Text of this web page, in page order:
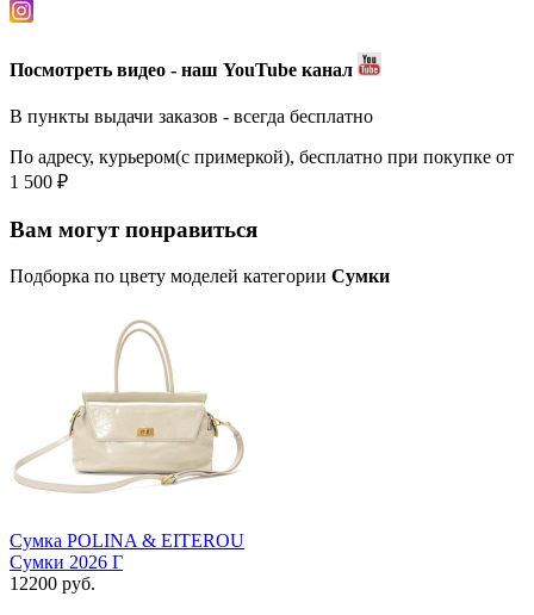
Посмотреть видео - наш YouTube канал
В пункты выдачи заказов - всегда бесплатно
По адресу, курьером(с примеркой), бесплатно при покупке от
1 500 ₽
Вам могут понравиться
Подборка по цвету моделей категории Сумки
Сумка POLINA & EITEROU
Сумки 2026 Г
12200 руб.